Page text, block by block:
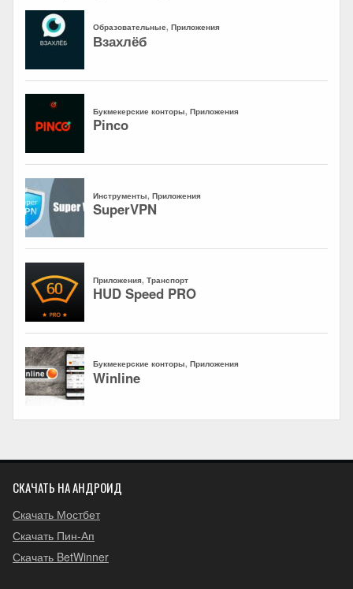
СКАЧАТЬ НА АНДРОИД
Скачать Мостбет
Скачать Пин-Ап
Скачать BetWinner